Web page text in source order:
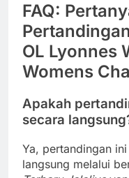
FAQ:
OL Lyonnes
Womens
Apakah
secara
Ya, pertandingan
langsung melalui